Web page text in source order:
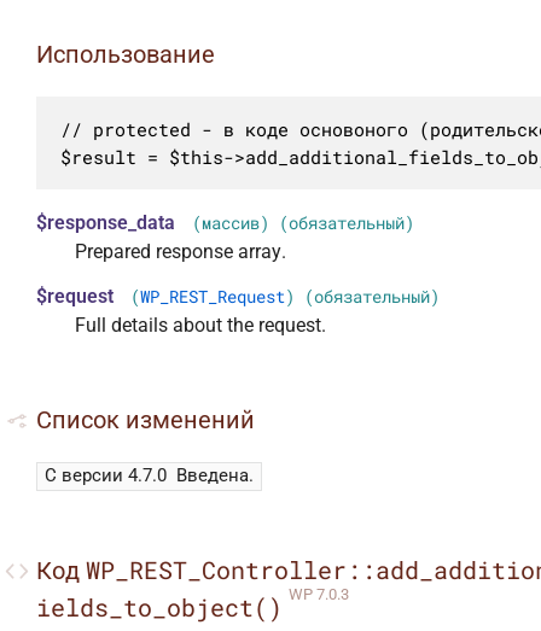
Использование
// protected - в коде основоного
$result = $this-
$response_data (массив) (обязательный)
Prepared response array.
$request
(WP_REST_Request) (обязательный)
Full details about the request.
Список изменений
С версии 4.7.0 Введена.
Код
ields_to_object() WP 7.0.3